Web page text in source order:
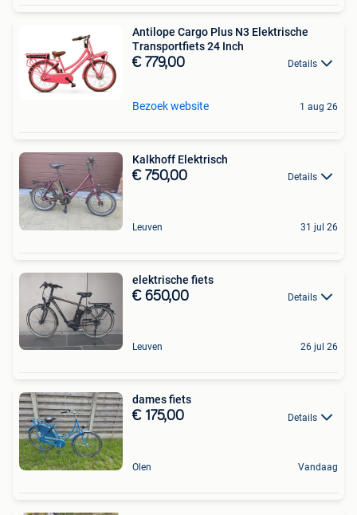
Antilope Cargo Plus N3 Elektrische
Transportfiets 24 Inch
€ 779,00 Details
Bezoek website 1 aug 26
Kalkhoff Elektrisch
€ 750,00 Details
Leuven 31 jul 26
elektrische fiets
€ 650,00 Details
Leuven 26 jul 26
dames fiets
€ 175,00 Details
Olen Vandaag